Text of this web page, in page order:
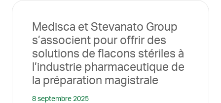
Medisca et Stevanato Group
s’associent pour offrir des
solutions de flacons stériles à
l’industrie pharmaceutique de
la préparation magistrale
8 septembre 2025